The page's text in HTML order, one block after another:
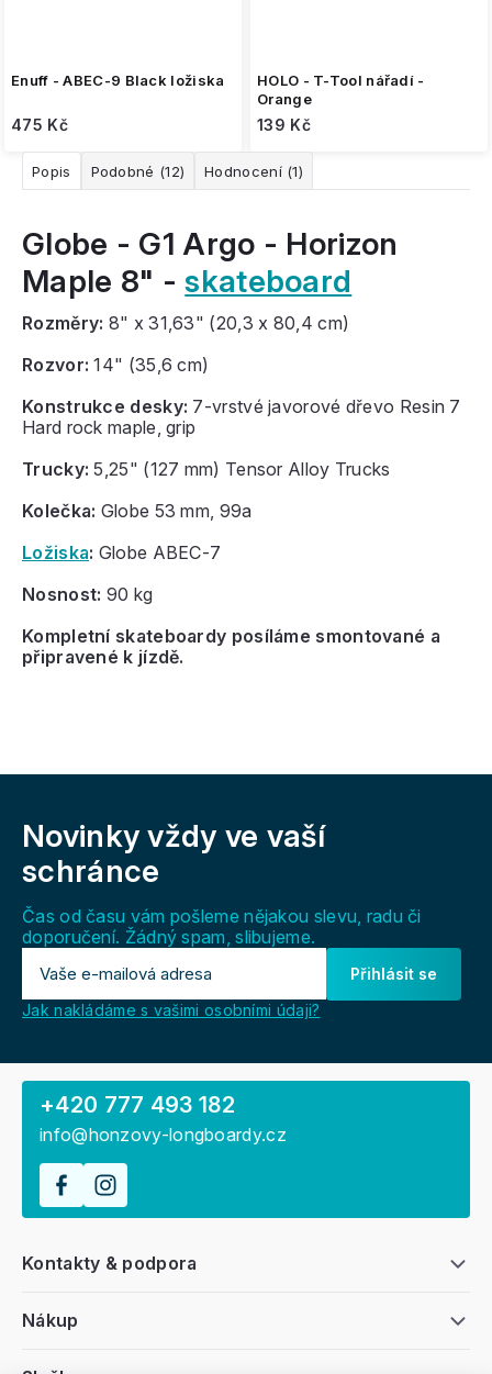
Enuff - ABEC-9 Black ložiska
475 Kč
HOLO - T-Tool nářadí -
Orange
139 Kč
Popis Podobné (12) Hodnocení (1)
Globe - G1 Argo - Horizon
Maple 8" -skateboard
Rozměry: 8" x 31,63" (20,3 x 80,4 cm)
Rozvor:14" (35,6 cm)
Konstrukce desky: 7-vrstvé javorové dřevo Resin 7
Hard rock maple, grip
Trucky: 5,25" (127 mm) Tensor Alloy Trucks
Kolečka: Globe 53 mm, 99a
Ložiska: Globe ABEC-7
Nosnost: 90 kg
Kompletní skateboardy posíláme smontované a
připravené k jízdě.
Novinky vždy ve vaší
schránce
Čas od času vám pošleme nějakou slevu, radu či
doporučení. Žádný spam, slibujeme.
Přihlásit se
Jak nakládáme s vašimi osobními údaji?
Nákup
Kontakty & podpora
+420 777 493 182
info@honzovy-longboardy.cz